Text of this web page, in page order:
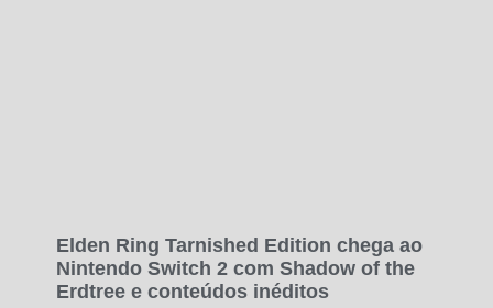
Elden Ring Tarnished Edition chega ao
Nintendo Switch 2 com Shadow of the
Erdtree e conteúdos inéditos